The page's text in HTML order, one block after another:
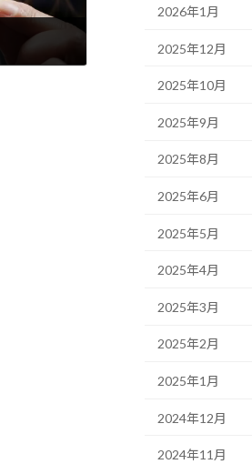
2026年1月
2025年12月
2025年10月
2025年9月
2025年8月
2025年6月
2025年5月
2025年4月
2025年3月
2025年2月
2025年1月
2024年12月
2024年11月